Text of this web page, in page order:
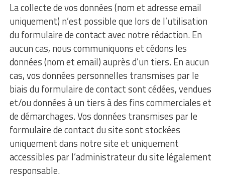
La collecte de vos données (nom et adresse email
uniquement) n’est possible que lors de l’utilisation
du formulaire de contact avec notre rédaction. En
aucun cas, nous communiquons et cédons les
données (nom et email) auprès d’un tiers. En aucun
cas, vos données personnelles transmises par le
biais du formulaire de contact sont cédées, vendues
et/ou données à un tiers à des fins commerciales et
de démarchages. Vos données transmises par le
formulaire de contact du site sont stockées
uniquement dans notre site et uniquement
accessibles par l’administrateur du site légalement
responsable.